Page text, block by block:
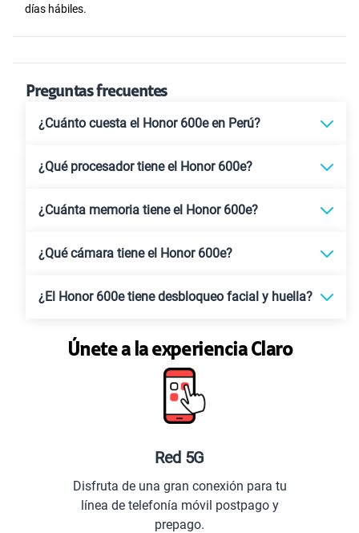
días hábiles.
Preguntas frecuentes
¿Cuánto cuesta el Honor 600e en Perú?
¿Qué procesador tiene el Honor 600e?
¿Cuánta memoria tiene el Honor 600e?
¿Qué cámara tiene el Honor 600e?
¿El Honor 600e tiene desbloqueo facial y huella?
Únete a la experiencia Claro
Red 5G
Disfruta de una gran conexión para tu
línea de telefonía móvil postpago y
prepago.